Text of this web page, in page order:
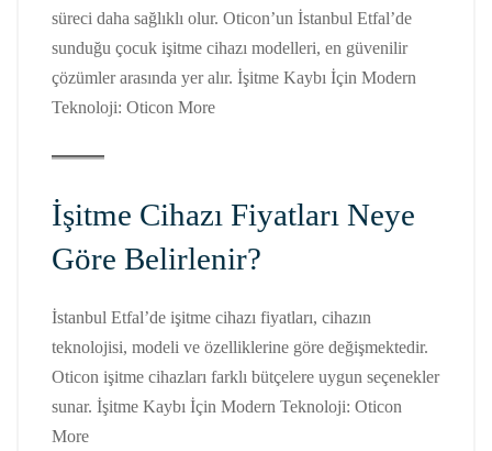
süreci daha sağlıklı olur. Oticon’un İstanbul Etfal’de
sunduğu çocuk işitme cihazı modelleri, en güvenilir
çözümler arasında yer alır. İşitme Kaybı İçin Modern
Teknoloji: Oticon More
İşitme Cihazı Fiyatları Neye
Göre Belirlenir?
İstanbul Etfal’de işitme cihazı fiyatları, cihazın
teknolojisi, modeli ve özelliklerine göre değişmektedir.
Oticon işitme cihazları farklı bütçelere uygun seçenekler
sunar. İşitme Kaybı İçin Modern Teknoloji: Oticon
More